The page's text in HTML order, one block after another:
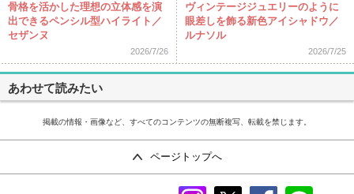
骨格を活かした理想の立体感を演
出できるペンシル型ハイライト／
セザンヌ
2026/7/26
ヴィンテージジュエリーのように
眼差しを飾る新色アイシャドウ／
ルナソル
2026/7/25
あわせて読みたい
掲載の情報・画像など、すべてのコンテンツの無断複写、転載を禁じます。
ページトップへ